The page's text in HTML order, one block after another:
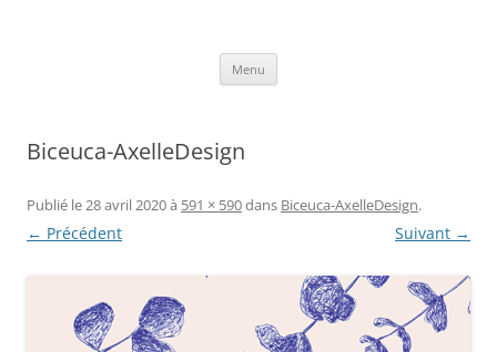
Menu
Biceuca-AxelleDesign
Publié le28 avril 2020à 591 × 590dans Biceuca-AxelleDesign.
← Précédent Suivant →